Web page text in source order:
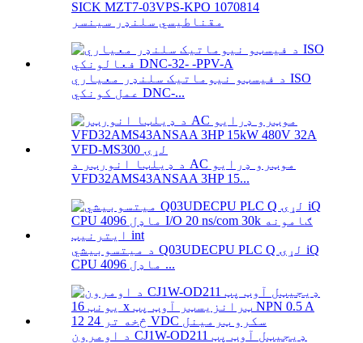
SICK MZT7-03VPS-KPO 1070814
مقناطیسي سلنډر سینسر
د فیسټو نیوماتیک سلنډر معیاري ISO
عمل کونکي DNC-...
د ډیلټا انورټر د AC موټرو ډرایو
VFD32AMS43ANSAA 3HP 15...
د میتسوبیشي Q03UDECPU PLC Q لړۍ iQ
CPU ماډل 4096 ...
د اومرون CJ1W-OD211 ډیجیټل آوټ پټ